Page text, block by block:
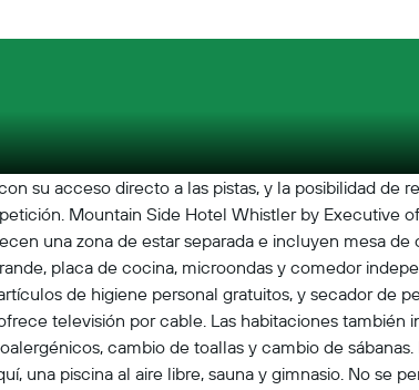
su acceso directo a las pistas, y la posibilidad de
Mountain Side Hotel Whistler by Executive
una zona de estar separada e incluyen mesa de
placa de cocina, microondas y comedor
de higiene personal gratuitos, y secador de
televisión por cable. Las habitaciones también
cambio de toallas y cambio de sábanas.
una piscina al aire libre, sauna y gimnasio. No se